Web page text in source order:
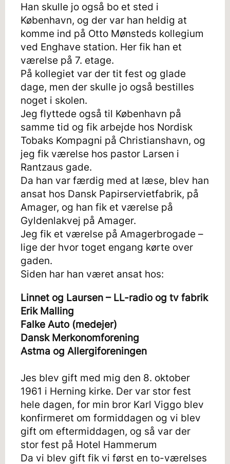
Han skulle jo også bo et sted i
København, og der var han heldig at
komme ind på Otto Mønsteds kollegium
ved Enghave station. Her fik han et
værelse på 7. etage.
På kollegiet var der tit fest og glade
dage, men der skulle jo også bestilles
noget i skolen.
Jeg flyttede også til København på
samme tid og fik arbejde hos Nordisk
Tobaks Kompagni på Christianshavn, og
jeg fik værelse hos pastor Larsen i
Rantzaus gade.
Da han var færdig med at læse, blev han
ansat hos Dansk Papirservietfabrik, på
Amager, og han fik et værelse på
Gyldenlakvej på Amager.
Jeg fik et værelse på Amagerbrogade –
lige der hvor toget engang kørte over
gaden.
Siden har han været ansat hos:
Linnet og Laursen – LL-radio og tv fabrik
Erik Malling
Falke Auto (medejer)
Dansk Merkonomforening
Astma og Allergiforeningen
Jes blev gift med mig den 8. oktober
1961 i Herning kirke. Der var stor fest
hele dagen, for min bror Karl Viggo blev
konfirmeret om formiddagen og vi blev
gift om eftermiddagen, og så var der
stor fest på Hotel Hammerum
Da vi blev gift fik vi først en to-værelses